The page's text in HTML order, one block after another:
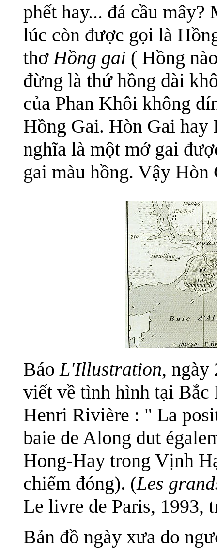
phết hay... đá cầu
lúc còn được gọi là
thơHồng gai ( Hồng
đừng là thứ hồng dài
của Phan Khôi không
Hồng Gai. Hòn Gai hay
nghĩa là một mớ gai
gai màu hồng. Vậy Hòn
BáoL'Illustration, ngày
viết về tình hình tại Bắc
Henri Rivière : " La
baie de Along dut
Hong-Hay trong Vịnh
chiếm đóng). (Les
Le livre de Paris, 1993,
Bản đồ ngày xưa do